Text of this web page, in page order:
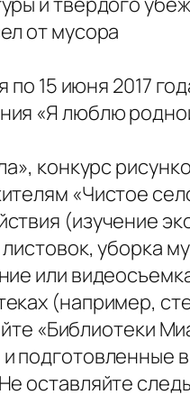
от мусора
по 15 июня 2017
«Я люблю
конкурс
«Чистое
(изучение
уборка
или
(например,
«Библиотеки
оставляйте